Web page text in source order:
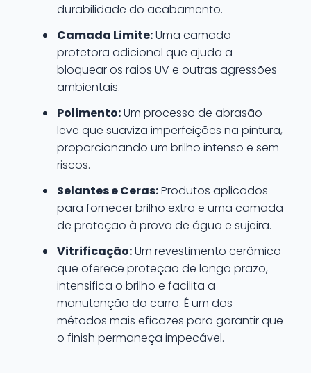
durabilidade do acabamento.
Camada Limite:Uma camada
protetora adicional que ajuda a
bloquear os raios UV e outras agressões
ambientais.
Polimento:Um processo de abrasão
leve que suaviza imperfeições na pintura,
proporcionando um brilho intenso e sem
riscos.
Selantes e Ceras:Produtos aplicados
para fornecer brilho extra e uma camada
de proteção à prova de água e sujeira.
Vitrificação:Um revestimento cerâmico
que oferece proteção de longo prazo,
intensifica o brilho e facilita a
manutenção do carro. É um dos
métodos mais eficazes para garantir que
o finish permaneça impecável.